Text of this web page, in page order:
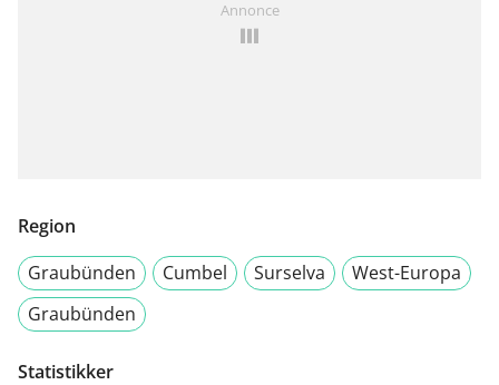
Annonce
Region
Graubünden
Cumbel Surselva
West-Europa
Graubünden
Statistikker